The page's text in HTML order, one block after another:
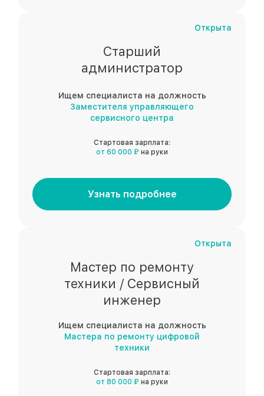
Открыта
Старший
администратор
Ищем специалиста на должность
Заместителя управляющего
сервисного центра
Стартовая зарплата:
от 60 000 ₽ на руки
Узнать подробнее
Открыта
Мастер по ремонту
техники / Сервисный
инженер
Ищем специалиста на должность
Мастера по ремонту цифровой
техники
Стартовая зарплата:
от 80 000 ₽ на руки